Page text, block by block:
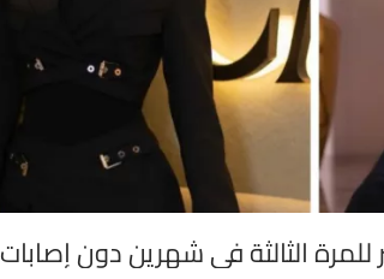
الثالثة في شهرين دون إصابات